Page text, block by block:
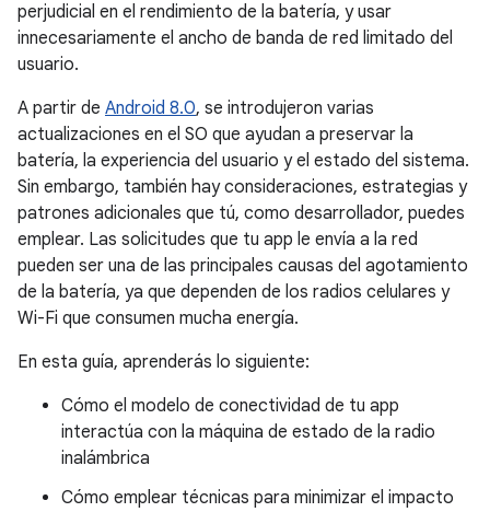
perjudicial en el rendimiento de la batería, y usar
innecesariamente el ancho de banda de red limitado del
usuario.
A partir de Android 8.0, se introdujeron varias
actualizaciones en el SO que ayudan a preservar la
batería, la experiencia del usuario y el estado del sistema.
Sin embargo, también hay consideraciones, estrategias y
patrones adicionales que tú, como desarrollador, puedes
emplear. Las solicitudes que tu app le envía a la red
pueden ser una de las principales causas del agotamiento
de la batería, ya que dependen de los radios celulares y
Wi-Fi que consumen mucha energía.
En esta guía, aprenderás lo siguiente:
Cómo el modelo de conectividad de tu app
interactúa con la máquina de estado de la radio
inalámbrica
Cómo emplear técnicas para minimizar el impacto